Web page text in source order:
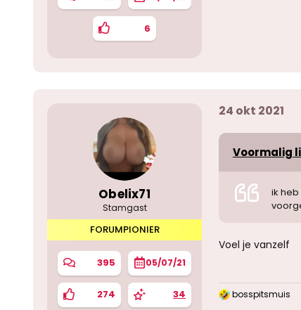
6
Obelix71
Stamgast
FORUMPIONIER
395 05/07/21
274 34
24 okt 2021
Voormalig
ik
Voel je vanzelf
W bosspitsmuis